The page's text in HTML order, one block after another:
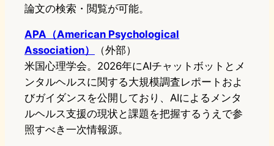
論文の検索・閲覧が可能。
APA（American Psychological
Association）
（外部）
米国心理学会。2026年にAIチャットボットとメ
ンタルヘルスに関する大規模調査レポートおよ
びガイダンスを公開しており、AIによるメンタ
ルヘルス支援の現状と課題を把握するうえで参
照すべき一次情報源。